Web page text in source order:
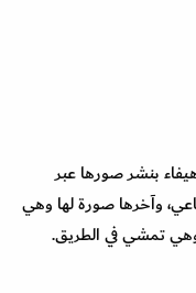
بنشر صورها عبر
وآخرها صورة لها وهي
تمشي في الطريق.